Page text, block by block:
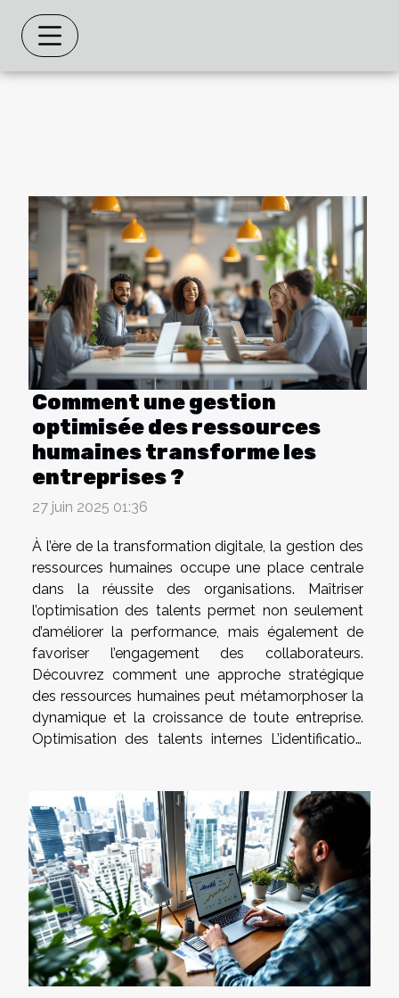
Comment une gestion
optimisée des ressources
humaines transforme les
entreprises ?
27 juin 2025 01:36
À l’ère de la transformation digitale, la gestion des
ressources humaines occupe une place centrale
dans la réussite des organisations. Maîtriser
l’optimisation des talents permet non seulement
d’améliorer la performance, mais également de
favoriser l’engagement des collaborateurs.
Découvrez comment une approche stratégique
des ressources humaines peut métamorphoser la
dynamique et la croissance de toute entreprise.
Optimisation des talents internes L’identification
Grâce à des outils comme le bilan...